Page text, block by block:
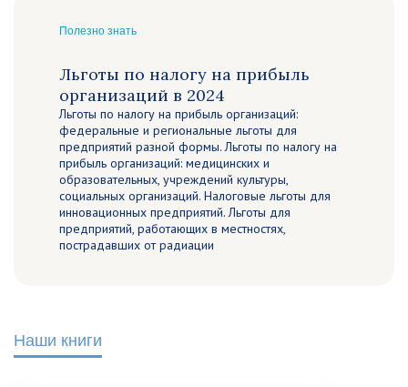
Полезно знать
Льготы по налогу на прибыль
организаций в 2024
Льготы по налогу на прибыль организаций:
федеральные и региональные льготы для
предприятий разной формы. Льготы по налогу на
прибыль организаций: медицинских и
образовательных, учреждений культуры,
социальных организаций. Налоговые льготы для
инновационных предприятий. Льготы для
предприятий, работающих в местностях,
пострадавших от радиации
Наши книги